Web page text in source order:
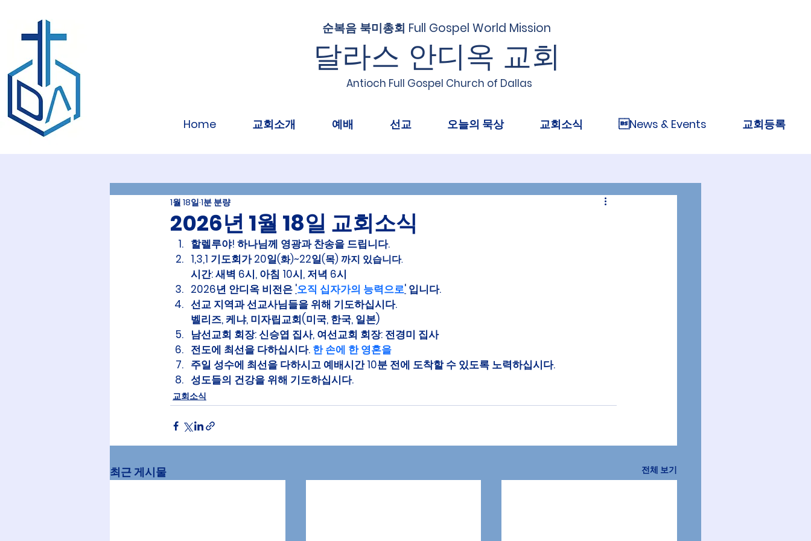
순복음 북미총회 Full Gospel World Mission
달라스 안디옥 교회
Antioch Full Gospel Church of Dallas
Home 교회소개 예배 선교 오늘의 묵상 교회소식 News & Events 교회등록
2026년 1월 18일 교회소식
1월 18일 1분 분량
할렐루야! 하나님께 영광과 찬송을 드립니다.
1,3,1 기도회가 20일(화)~22일(목) 까지 있습니다.
시간: 새벽 6시, 아침 10시, 저녁 6시
2026년 안디옥 비전은 '오직 십자가의 능력으로' 입니다.
선교 지역과 선교사님들을 위해 기도하십시다.
벨리즈, 케냐, 미자립교회(미국, 한국, 일본)
남선교회 회장: 신승엽 집사, 여선교회 회장: 전경미 집사
전도에 최선을 다하십시다. 한 손에 한 영혼을
주일 성수에 최선을 다하시고 예배시간 10분 전에 도착할 수 있도록 노력하십시다.
성도들의 건강을 위해 기도하십시다.
교회소식
최근 게시물 전체 보기